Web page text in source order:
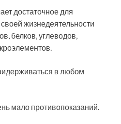
достаточное для
жизнедеятельности
белков, углеводов,
в любом
мало противопоказаний.